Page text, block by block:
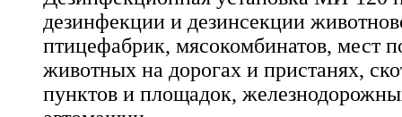
дезинфекции и дезинсекции
птицефабрик, мясокомбинатов, мест
животных на дорогах и пристанях,
пунктов и площадок,